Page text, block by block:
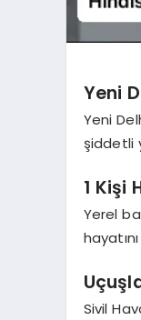
Yeni
Yeni
şiddetli
1 Kişi
Yerel
Sivil